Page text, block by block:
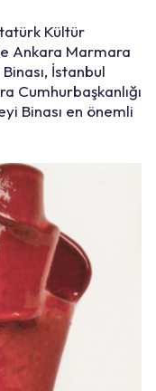
Kültür
Ankara Marmara
İstanbul
Cumhurbaşkanlığı
Binası en önemli